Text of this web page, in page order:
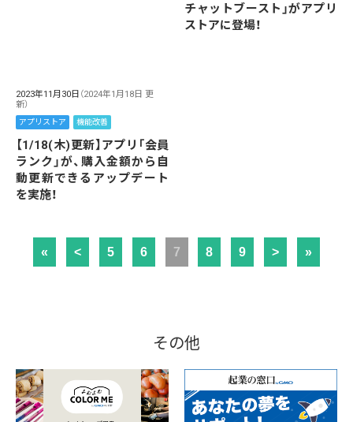
チャットブースト」がアプリ
ストアに登場！
2023年11月30日 （2024年1月18日 更
新）
アプリストア 機能改善
【1/18(木)更新】アプリ「会員
ランク」が、購入金額から自
動更新できるアップデート
を実施！
« < 5 6 7 8 9 > »
その他